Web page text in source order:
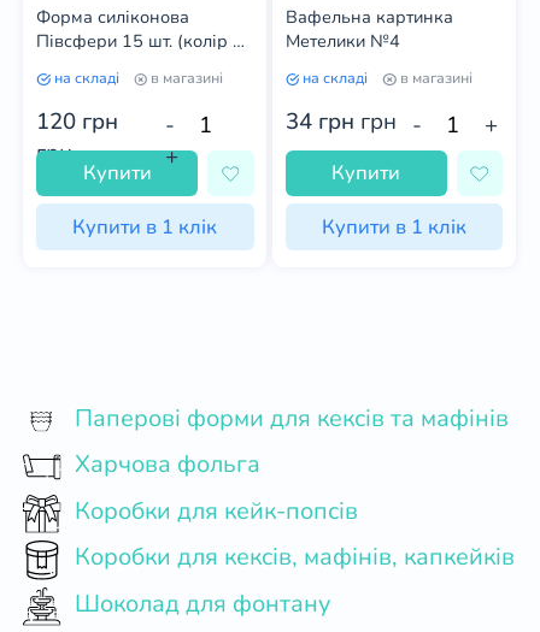
Форма силіконова
Півсфери 15 шт. (колір в
на складі в магазині
120 грн
грн
-
+
Купити
Купити в 1 клік
Вафельна картинка
Метелики №4
на складі в магазині
34 грн грн - +
Купити
Купити в 1 клік
Паперові форми для кексів та мафінів
Харчова фольга
Коробки для кейк-попсів
Коробки для кексів, мафінів, капкейків
Шоколад для фонтану